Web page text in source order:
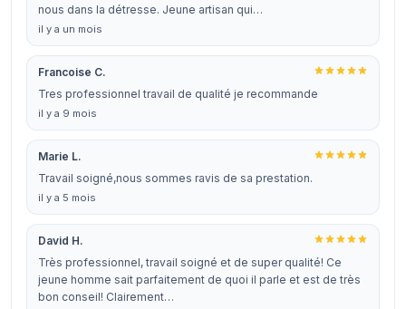
nous dans la détresse. Jeune artisan qui…
il y a un mois
Francoise C.
Tres professionnel travail de qualité je recommande
il y a 9 mois
Marie L.
Travail soigné,nous sommes ravis de sa prestation.
il y a 5 mois
David H.
Très professionnel, travail soigné et de super qualité! Ce
jeune homme sait parfaitement de quoi il parle et est de très
bon conseil! Clairement…